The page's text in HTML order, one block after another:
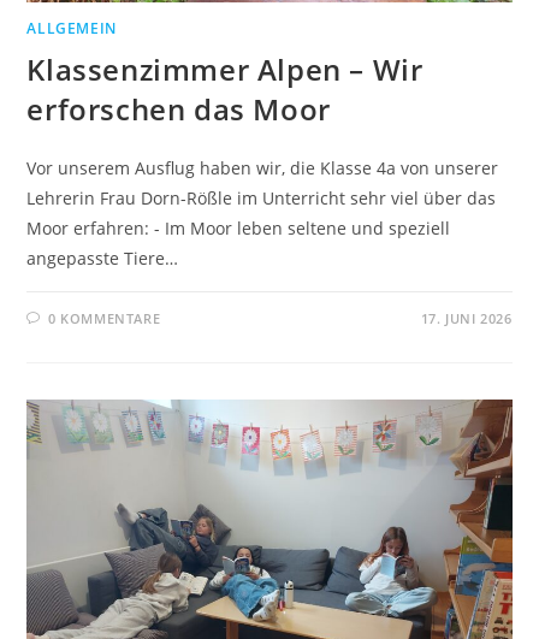
ALLGEMEIN
Klassenzimmer Alpen – Wir
erforschen das Moor
Vor unserem Ausflug haben wir, die Klasse 4a von unserer
Lehrerin Frau Dorn-Rößle im Unterricht sehr viel über das
Moor erfahren: - Im Moor leben seltene und speziell
angepasste Tiere…
0 KOMMENTARE 17. JUNI 2026